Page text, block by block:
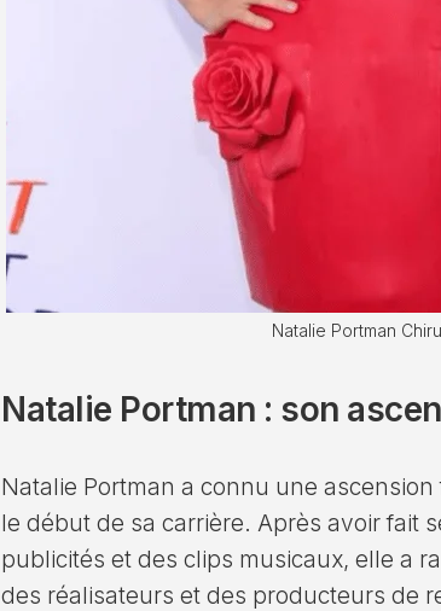
Natalie Portman
Natalie Portman : son
Natalie Portman a connu une
le début de sa carrière. Après avoir fait
publicités et des clips musicaux, elle a
des réalisateurs et des producteurs de